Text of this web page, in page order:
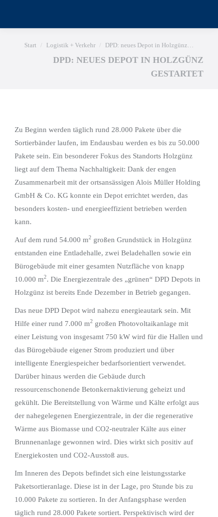
Sie befinden sich hier:
Start Logistik + Verkehr DPD: neues Depot in Holzgünz…
DPD: NEUES DEPOT IN HOLZGÜNZ
GESTARTET
Zu Beginn werden täglich rund 28.000 Pakete über die
Sortierbänder laufen, im Endausbau werden es bis zu 50.000
Pakete sein. Ein besonderer Fokus des Standorts Holzgünz
liegt auf dem Thema Nachhaltigkeit: Dank der engen
Zusammenarbeit mit der ortsansässigen Alois Müller Holding
GmbH & Co. KG konnte ein Depot errichtet werden, das
besonders kosten- und energieeffizient betrieben werden
kann.
Auf dem rund 54.000 m2 großen Grundstück in Holzgünz
entstanden eine Entladehalle, zwei Beladehallen sowie ein
Bürogebäude mit einer gesamten Nutzfläche von knapp
10.000 m2. Die Energiezentrale des „grünen“ DPD Depots in
Holzgünz ist bereits Ende Dezember in Betrieb gegangen.
Das neue DPD Depot wird nahezu energieautark sein. Mit
Hilfe einer rund 7.000 m2 großen Photovoltaikanlage mit
einer Leistung von insgesamt 750 kW wird für die Hallen und
das Bürogebäude eigener Strom produziert und über
intelligente Energiespeicher bedarfsorientiert verwendet.
Darüber hinaus werden die Gebäude durch
ressourcenschonende Betonkernaktivierung geheizt und
gekühlt. Die Bereitstellung von Wärme und Kälte erfolgt aus
der nahegelegenen Energiezentrale, in der die regenerative
Wärme aus Biomasse und CO2-neutraler Kälte aus einer
Brunnenanlage gewonnen wird. Dies wirkt sich positiv auf
Energiekosten und CO2-Ausstoß aus.
Im Inneren des Depots befindet sich eine leistungsstarke
Paketsortieranlage. Diese ist in der Lage, pro Stunde bis zu
10.000 Pakete zu sortieren. In der Anfangsphase werden
täglich rund 28.000 Pakete sortiert. Perspektivisch wird der